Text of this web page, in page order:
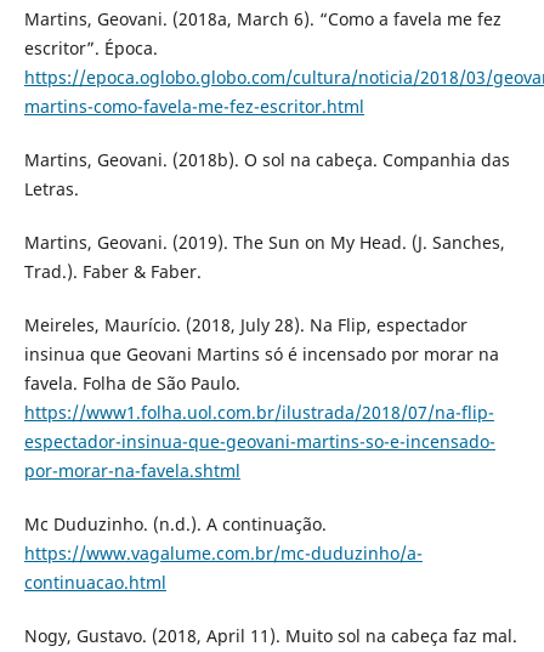
Martins, Geovani. (2018a, March 6). “Como a favela me fez
escritor”. Época.
https://epoca.oglobo.globo.com/cultura/noticia/2018/03/
martins-como-favela-me-fez-escritor.html
Martins, Geovani. (2018b). O sol na cabeça. Companhia das
Letras.
Martins, Geovani. (2019). The Sun on My Head. (J. Sanches,
Trad.). Faber & Faber.
Meireles, Maurício. (2018, July 28). Na Flip, espectador
insinua que Geovani Martins só é incensado por morar na
favela. Folha de São Paulo.
https://www1.folha.uol.com.br/ilustrada/2018/07/na-flip-
espectador-insinua-que-geovani-martins-so-e-incensado-
por-morar-na-favela.shtml
Mc Duduzinho. (n.d.). A continuação.
https://www.vagalume.com.br/mc-duduzinho/a-
continuacao.html
Nogy, Gustavo. (2018, April 11). Muito sol na cabeça faz mal.